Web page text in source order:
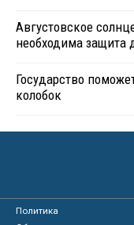
Августовское
необходима защита
Государство
колобок
Политика